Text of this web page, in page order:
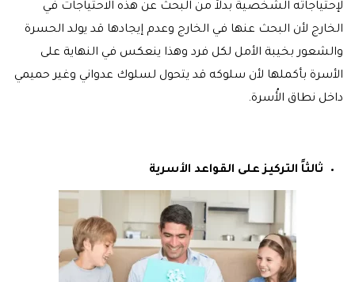
لإحتياجاته الشخصية بدلاً من البحث عن هذه الاحتياجات في
الخارج لأن البحث عنها في الخارج وعدم إيجادها قد يولد الحسرة
والشعور بخيبة الأمل لكل فرد وهذا ينعكس في النهاية على
الأسرة بأكملها لأن سلوكه قد يتحول لسلوك عدواني وغير حميمي
داخل نطاق الأُسرة.
ثالثاً التركيز على القواعد الأسرية